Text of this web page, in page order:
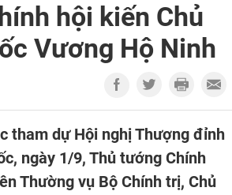
hội kiến Chủ
Vương Hộ Ninh
tham dự Hội nghị Thượng đỉnh
ngày 1/9, Thủ tướng Chính
Thường vụ Bộ Chính trị, Chủ